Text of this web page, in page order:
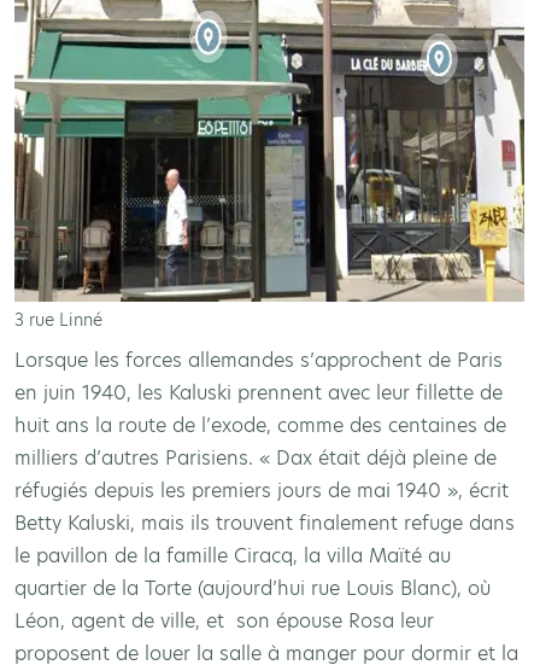
3 rue Linné
Lorsque les forces allemandes s’approchent de Paris
en juin 1940, les Kaluski prennent avec leur fillette de
huit ans la route de l’exode, comme des centaines de
milliers d’autres Parisiens. « Dax était déjà pleine de
réfugiés depuis les premiers jours de mai 1940 », écrit
Betty Kaluski, mais ils trouvent finalement refuge dans
le pavillon de la famille Ciracq, la villa Maïté au
quartier de la Torte (aujourd’hui rue Louis Blanc), où
Léon, agent de ville, et son épouse Rosa leur
proposent de louer la salle à manger pour dormir et la